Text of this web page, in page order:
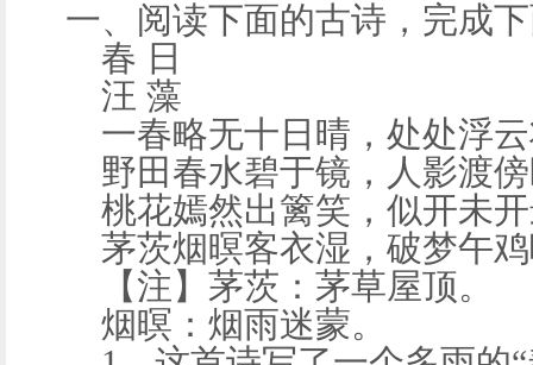
一、阅读下面的古诗，完成
春 日
汪 藻
一春略无十日晴，处处浮云
野田春水碧于镜，人影渡傍
桃花嫣然出篱笑，似开未开
茅茨烟暝客衣湿，破梦午鸡
【注】茅茨：茅草屋顶。
烟暝：烟雨迷蒙。